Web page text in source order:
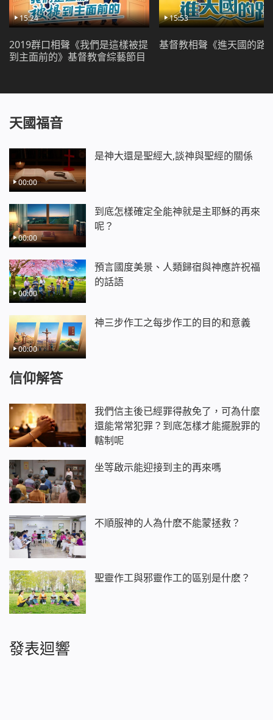
15:24
2019群口相聲《我們是這樣被提
到主面前的》基督教會綜藝節目
15:53
基督教相聲《進天國的路
天國福音
00:00
是神大還是聖經大,談神與聖經的關係
00:00
到底怎樣確定全能神就是主耶穌的再來
呢？
00:00
預言國度美景、人類歸宿與神應許祝福
的話語
00:00
神三步作工之每步作工的目的和意義
信仰解答
我們信主後已經罪得赦免了，可為什麼
還能常常犯罪？到底怎樣才能擺脫罪的
轄制呢
坐等啟示能迎接到主的再來嗎
不順服神的人為什麽不能蒙拯救？
聖靈作工與邪靈作工的區别是什麽？
發表迴響